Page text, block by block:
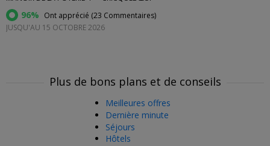
96% Ont apprécié (23 Commentaires)
JUSQU'AU 15 OCTOBRE 2026
Plus de bons plans et de conseils
Meilleures offres
Dernière minute
Séjours
Hôtels